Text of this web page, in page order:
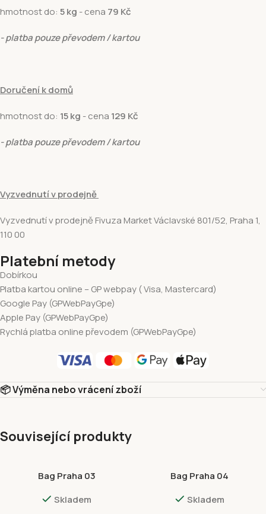
hmotnost do: 5 kg - cena 79 Kč
- platba pouze převodem / kartou
Doručení k domů
hmotnost do: 15 kg - cena 129 Kč
- platba pouze převodem / kartou
Vyzvednutí v prodejně
Vyzvednutí v prodejně Fivuza Market Václavské 801/52, Praha 1,
110 00
Platební metody
Dobírkou
Platba kartou online – GP webpay ( Visa, Mastercard)
Google Pay (GPWebPayGpe)
Apple Pay (GPWebPayGpe)
Rychlá platba online převodem (GPWebPayGpe)
📦 Výměna nebo vrácení zboží
Související produkty
Bag Praha 03
Skladem
Bag Praha 04
Skladem